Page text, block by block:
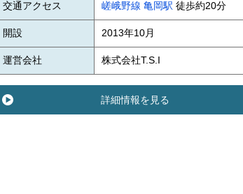
交通アクセス 嵯峨野線 亀岡駅 徒歩約20分
開設 2013年10月
運営会社 株式会社T.S.I
詳細情報を見る